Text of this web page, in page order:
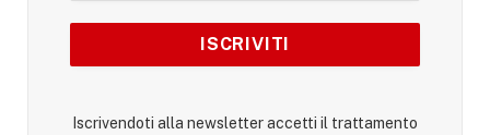
Iscrivendoti alla newsletter accetti il trattamento